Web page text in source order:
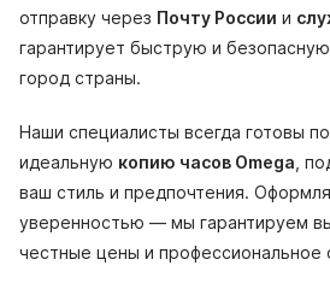
отправку через Почту России и
гарантирует быструю и
город страны.
Наши специалисты всегда готовы
идеальную копию часов Omega ,
ваш стиль и предпочтения.
уверенностью — мы гарантируем
честные цены и профессиональное